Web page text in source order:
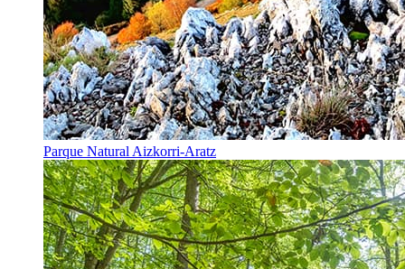
Parque Natural Aizkorri-Aratz